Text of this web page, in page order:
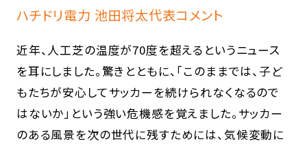
ハチドリ電力 池田将太代表コメント
近年、人工芝の温度が70度を超えるというニュース
を耳にしました。驚きとともに、「このままでは、子ど
もたちが安心してサッカーを続けられなくなるので
はないか」という強い危機感を覚えました。サッカー
のある風景を次の世代に残すためには、気候変動に